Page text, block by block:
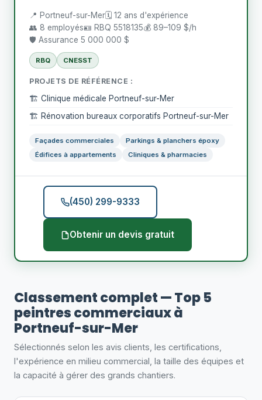
📍 Portneuf-sur-Mer🗓️ 12 ans d'expérience
👥 8 employés🪪 RBQ 5518135💰 89–109 $/h
🛡️ Assurance 5 000 000 $
RBQ CNESST
PROJETS DE RÉFÉRENCE :
🏗️ Clinique médicale Portneuf-sur-Mer
🏗️ Rénovation bureaux corporatifs Portneuf-sur-Mer
Façades commerciales
Parkings & planchers époxy
Édifices à appartements
Cliniques & pharmacies
(450) 299-9333
Obtenir un devis gratuit
Classement complet — Top 5
peintres commerciaux à
Portneuf-sur-Mer
Sélectionnés selon les avis clients, les certifications,
l'expérience en milieu commercial, la taille des équipes et
la capacité à gérer des grands chantiers.